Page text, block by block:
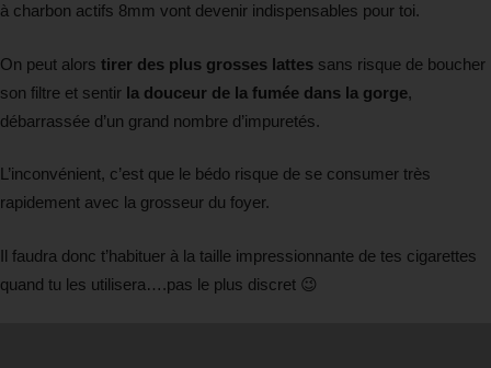
à charbon actifs 8mm vont devenir indispensables pour toi.
On peut alors tirer des plus grosses lattes sans risque de boucher
son filtre et sentir la douceur de la fumée dans la gorge,
débarrassée d’un grand nombre d’impuretés.
L’inconvénient, c’est que le bédo risque de se consumer très
rapidement avec la grosseur du foyer.
Il faudra donc t’habituer à la taille impressionnante de tes cigarettes
quand tu les utilisera….pas le plus discret 😉